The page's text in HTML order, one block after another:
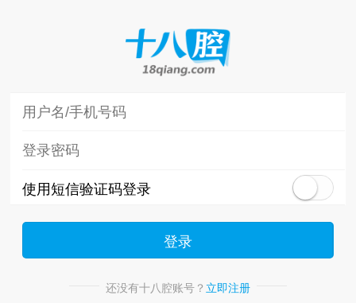
使用短信验证码登录
登录
还没有十八腔账号？ 立即注册